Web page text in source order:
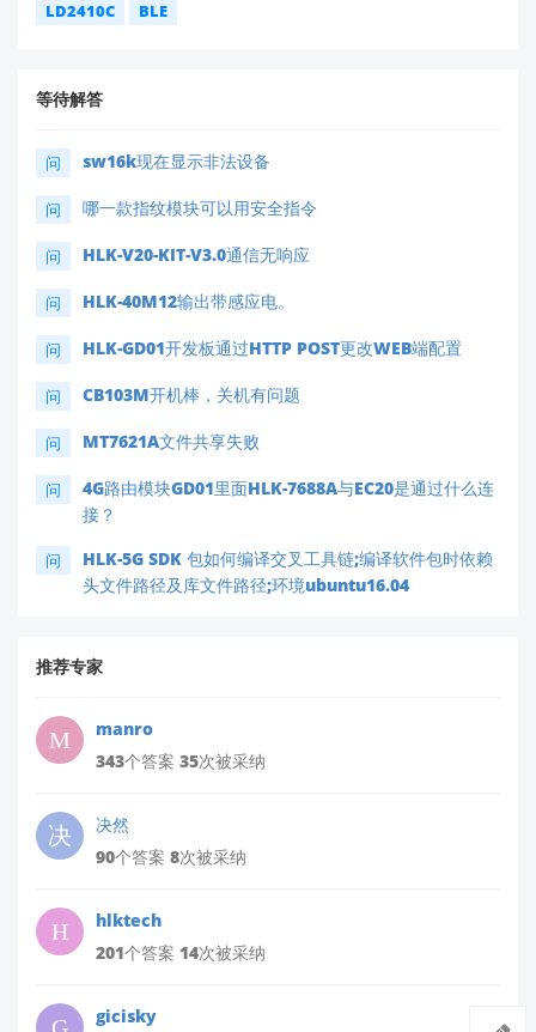
LD2410C
BLE
等待解答
问 sw16k现在显示非法设备
问 哪一款指纹模块可以用安全指令
问 HLK-V20-KIT-V3.0通信无响应
问 HLK-40M12输出带感应电。
问 HLK-GD01开发板通过HTTP POST更改WEB端配置
问 CB103M开机棒，关机有问题
问 MT7621A文件共享失败
问
4G路由模块GD01里面HLK-7688A与EC20是通过什么连
接？
问
HLK-5G SDK 包如何编译交叉工具链;编译软件包时依赖
头文件路径及库文件路径;环境ubuntu16.04
推荐专家
manro
343个答案 35次被采纳
决然
90个答案 8次被采纳
hlktech
201个答案 14次被采纳
gicisky